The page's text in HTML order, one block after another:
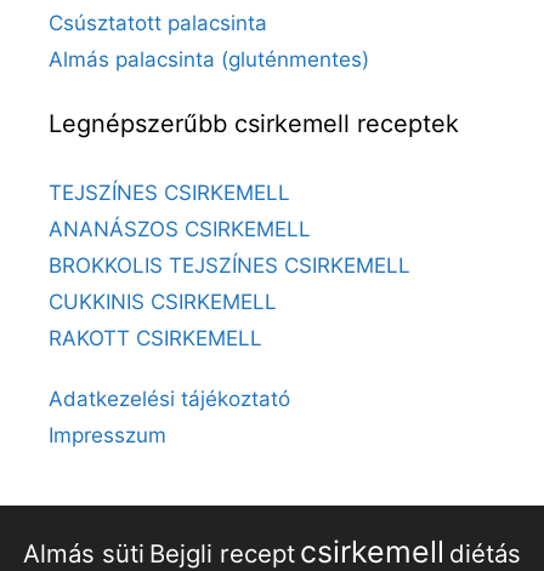
Csúsztatott palacsinta
Almás palacsinta (gluténmentes)
Legnépszerűbb csirkemell receptek
TEJSZÍNES CSIRKEMELL
ANANÁSZOS CSIRKEMELL
BROKKOLIS TEJSZÍNES CSIRKEMELL
CUKKINIS CSIRKEMELL
RAKOTT CSIRKEMELL
Adatkezelési tájékoztató
Impresszum
Almás süti Bejgli recept csirkemell diétás